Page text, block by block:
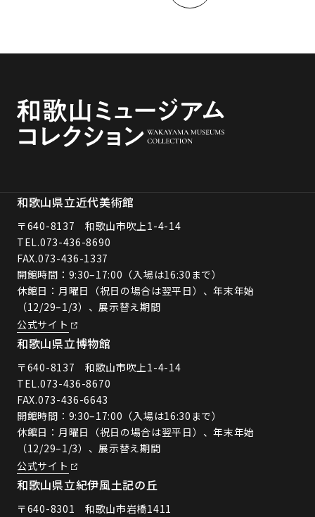
和歌山県立近代美術館
〒640-8137 和歌山市吹上1-4-14
TEL.073-436-8690
FAX.073-436-1337
開館時間：9:30–17:00（入場は16:30まで）
休館日：月曜日（祝日の場合は翌平日）、年末年始
（12/29–1/3）、展示替え期間
公式サイト
和歌山県立博物館
〒640-8137 和歌山市吹上1-4-14
TEL.073-436-8670
FAX.073-436-6643
開館時間：9:30–17:00（入場は16:30まで）
休館日：月曜日（祝日の場合は翌平日）、年末年始
（12/29–1/3）、展示替え期間
公式サイト
和歌山県立紀伊風土記の丘
〒640-8301 和歌山市岩橋1411